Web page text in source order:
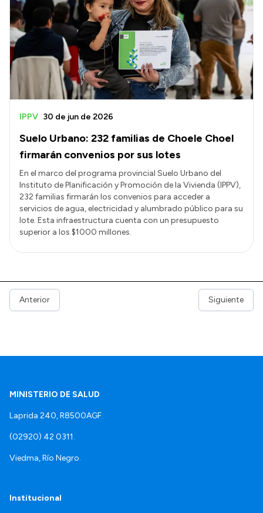
Suelo Urbano: 232 familias de Choele Choel
firmarán convenios por sus lotes
IPPV 30 de jun de 2026
En el marco del programa provincial Suelo Urbano del
Instituto de Planificación y Promoción de la Vivienda (IPPV),
232 familias firmarán los convenios para acceder a
servicios de agua, electricidad y alumbrado público para su
lote. Esta infraestructura cuenta con un presupuesto
superior a los $1000 millones.
Anterior Siguiente
MINISTERIO DE SALUD
Laprida 240, R8500AGF.
(02920) 42 0311.
Viedma, Río Negro.
Institucional